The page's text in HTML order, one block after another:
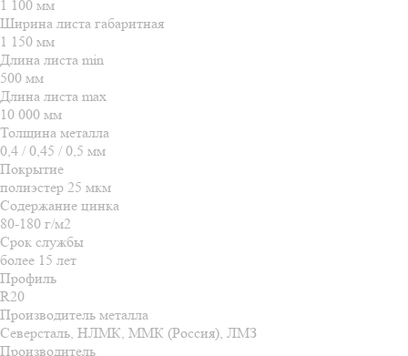
1 100 мм
Ширина листа габаритная
1 150 мм
Длина листа min
500 мм
Длина листа max
10 000 мм
Толщина металла
0,4 / 0,45 / 0,5 мм
Покрытие
полиэстер 25 мкм
Содержание цинка
80-180 г/м2
Срок службы
более 15 лет
Профиль
R20
Производитель металла
Северсталь, НЛМК, ММК (Россия), ЛМЗ
Производитель